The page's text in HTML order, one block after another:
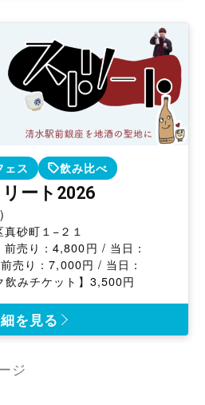
ェス 飲み比べ
ート2026
砂町１−２１
前売り：4,800円 / 当日：
売り：7,000円 / 当日：
みチケット】3,500円
を見る
ジ